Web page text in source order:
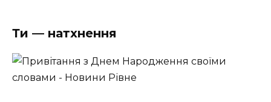
Ти — натхнення